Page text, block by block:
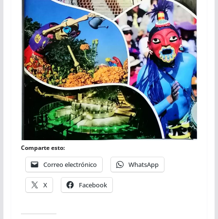
Comparte esto:
Correo electrónico WhatsApp
X Facebook